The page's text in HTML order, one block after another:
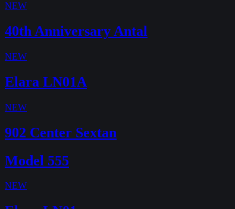
NEW
40th Anniversary Antal
NEW
Elara LN01A
NEW
902 Center Sextan
Model 555
NEW